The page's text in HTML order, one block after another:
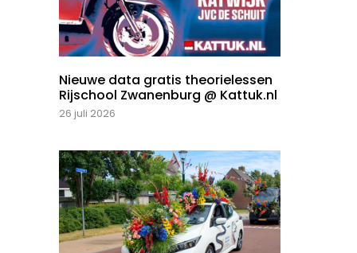
Nieuwe data gratis theorielessen
Rijschool Zwanenburg @ Kattuk.nl
26 juli 2026